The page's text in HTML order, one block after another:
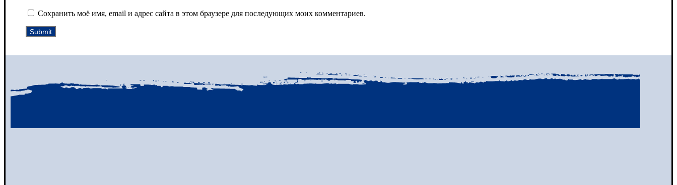
Сохранить моё имя, email и адрес сайта в этом браузере для последующих моих комментариев.